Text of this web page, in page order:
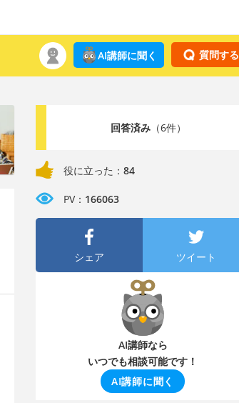
質問する
AI講師に聞く
回答済み（6件）
役に立った： 84
PV： 166063
シェア ツイート
AI講師なら
いつでも相談可能です！
AI講師に聞く